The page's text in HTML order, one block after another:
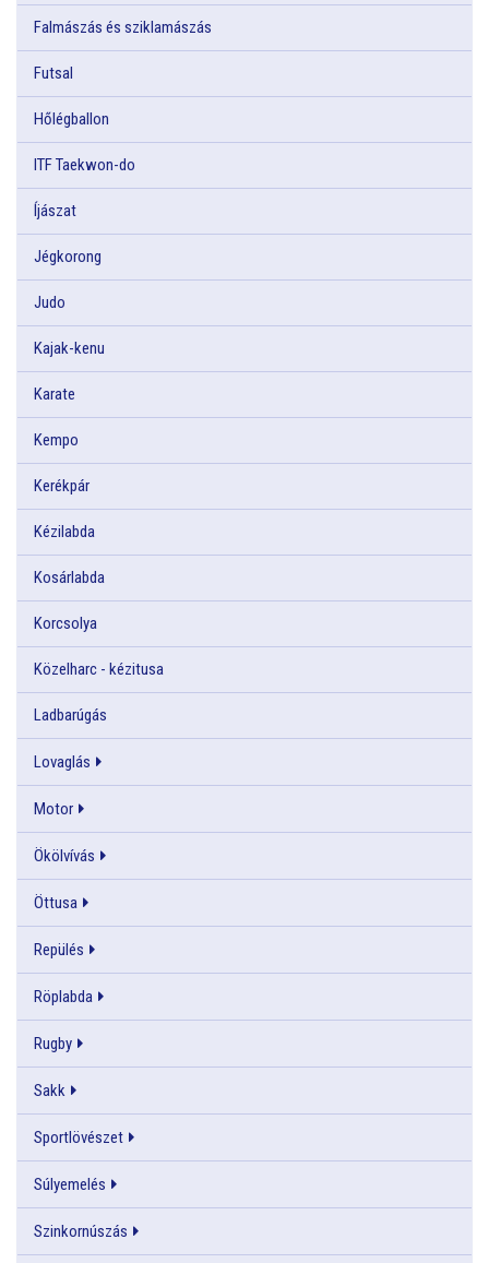
Falmászás és sziklamászás
Futsal
Hőlégballon
ITF Taekwon-do
Íjászat
Jégkorong
Judo
Kajak-kenu
Karate
Kempo
Kerékpár
Kézilabda
Kosárlabda
Korcsolya
Közelharc - kézitusa
Ladbarúgás
Lovaglás
Motor
Ökölvívás
Öttusa
Repülés
Röplabda
Rugby
Sakk
Sportlövészet
Súlyemelés
Szinkornúszás